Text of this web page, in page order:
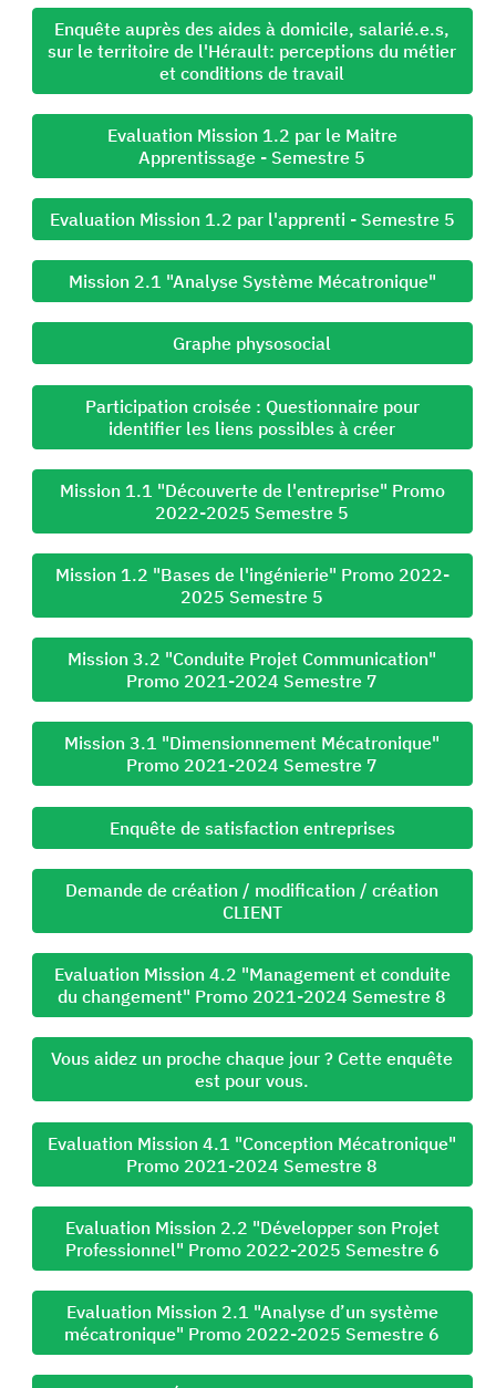
Enquête auprès des aides à domicile, salarié.e.s,
sur le territoire de l'Hérault: perceptions du métier
et conditions de travail
Evaluation Mission 1.2 par le Maitre
Apprentissage - Semestre 5
Evaluation Mission 1.2 par l'apprenti - Semestre 5
Mission 2.1 "Analyse Système Mécatronique"
Graphe physosocial
Participation croisée : Questionnaire pour
identifier les liens possibles à créer
Mission 1.1 "Découverte de l'entreprise" Promo
2022-2025 Semestre 5
Mission 1.2 "Bases de l'ingénierie" Promo 2022-
2025 Semestre 5
Mission 3.2 "Conduite Projet Communication"
Promo 2021-2024 Semestre 7
Mission 3.1 "Dimensionnement Mécatronique"
Promo 2021-2024 Semestre 7
Enquête de satisfaction entreprises
Demande de création / modification / création
CLIENT
Evaluation Mission 4.2 "Management et conduite
du changement" Promo 2021-2024 Semestre 8
Vous aidez un proche chaque jour ? Cette enquête
est pour vous.
Evaluation Mission 4.1 "Conception Mécatronique"
Promo 2021-2024 Semestre 8
Evaluation Mission 2.2 "Développer son Projet
Professionnel" Promo 2022-2025 Semestre 6
Evaluation Mission 2.1 "Analyse d’un système
mécatronique" Promo 2022-2025 Semestre 6